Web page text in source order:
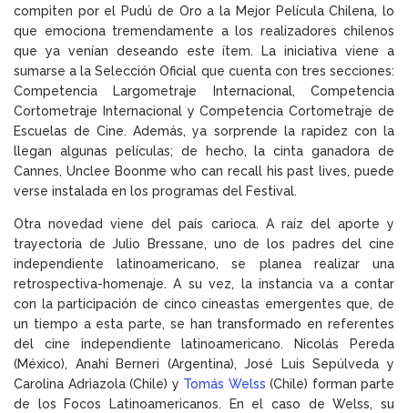
compiten por el Pudú de Oro a la Mejor Película Chilena, lo
que emociona tremendamente a los realizadores chilenos
que ya venían deseando este ítem. La iniciativa viene a
sumarse a la Selección Oficial que cuenta con tres secciones:
Competencia Largometraje Internacional, Competencia
Cortometraje Internacional y Competencia Cortometraje de
Escuelas de Cine. Además, ya sorprende la rapidez con la
llegan algunas películas; de hecho, la cinta ganadora de
Cannes, Unclee Boonme who can recall his past lives, puede
verse instalada en los programas del Festival.
Otra novedad viene del país carioca. A raíz del aporte y
trayectoria de Julio Bressane, uno de los padres del cine
independiente latinoamericano, se planea realizar una
retrospectiva-homenaje. A su vez, la instancia va a contar
con la participación de cinco cineastas emergentes que, de
un tiempo a esta parte, se han transformado en referentes
del cine independiente latinoamericano. Nicolás Pereda
(México), Anahí Berneri (Argentina), José Luis Sepúlveda y
Carolina Adriazola (Chile) y Tomás Welss (Chile) forman parte
de los Focos Latinoamericanos. En el caso de Welss, su